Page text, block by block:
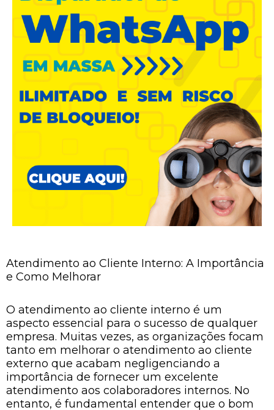
Atendimento ao Cliente Interno: A Importância
e Como Melhorar
O atendimento ao cliente interno é um
aspecto essencial para o sucesso de qualquer
empresa. Muitas vezes, as organizações focam
tanto em melhorar o atendimento ao cliente
externo que acabam negligenciando a
importância de fornecer um excelente
atendimento aos colaboradores internos. No
entanto, é fundamental entender que o bom